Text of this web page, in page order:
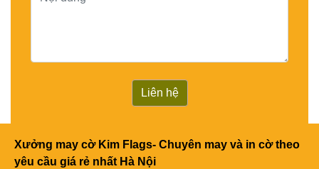
Liên hệ
Xưởng may cờ Kim Flags- Chuyên may và in cờ theo
yêu cầu giá rẻ nhất Hà Nội